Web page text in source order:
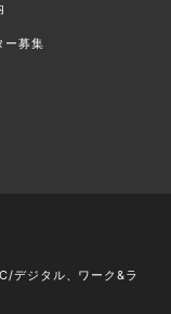
ー募集
デジタル、ワーク&ラ